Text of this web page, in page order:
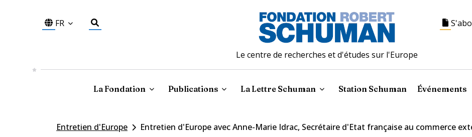
FR
Le centre de recherches et d'études sur l'Europe
La Fondation Publications La Lettre Schuman Station Schuman Événements
Entretien d'Europe Entretien d'Europe avec Anne-Marie Idrac, Secrétaire d'Etat française au commerce